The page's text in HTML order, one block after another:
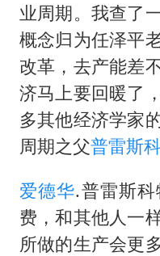
业周期。我查了
概念归为任泽平
改革，去产能差
济马上要回暖了
多其他经济学家
周期之父普雷斯
爱德华.普雷斯
费，和其他人一
所做的生产会更